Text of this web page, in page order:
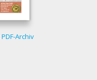
PDF-Archiv